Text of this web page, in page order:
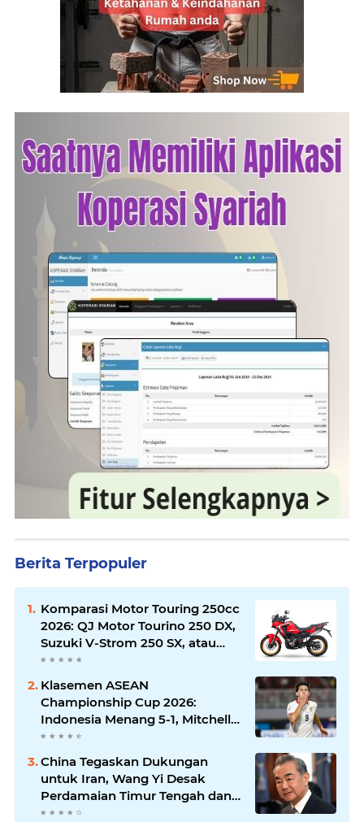
Berita Terpopuler
Komparasi Motor Touring 250cc
2026: QJ Motor Tourino 250 DX,
Suzuki V-Strom 250 SX, atau
Kawasaki Versys-X 250?
Klasemen ASEAN
Championship Cup 2026:
Indonesia Menang 5-1, Mitchell
Baker Hattrick dan Puncaki Top
Skor
China Tegaskan Dukungan
untuk Iran, Wang Yi Desak
Perdamaian Timur Tengah dan
Soroti Ketegangan dengan AS